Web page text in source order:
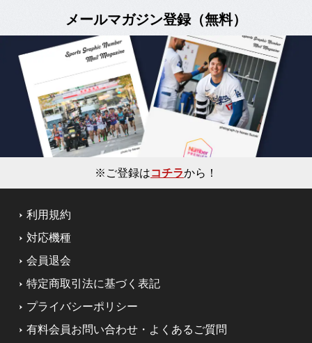
メールマガジン登録（無料）
※ご登録はコチラから！
利用規約
対応機種
会員退会
特定商取引法に基づく表記
プライバシーポリシー
有料会員お問い合わせ・よくあるご質問